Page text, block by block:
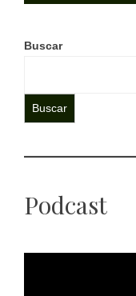
Buscar
Buscar
Podcast